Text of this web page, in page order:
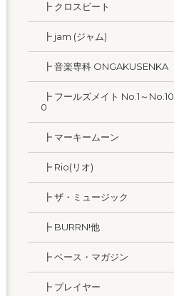
┣ クロスビート
┣ jam (ジャム)
┣ 音楽専科 ONGAKUSENKA
┣ フールズメイト No.1～No.10
0
┣ マーキームーン
┣ Rio(リオ)
┣ ザ・ミュージック
┣ BURRN!他
┣ ベース・マガジン
┣ プレイヤー